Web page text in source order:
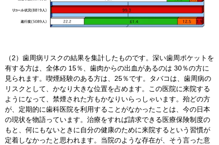
（2）歯周病リスクの結果を集計したものです。深い歯周ポケットを
有する方は、全体の 15％、歯肉からの出血があるのは 30％の方に
見られます。喫煙経験のある方は、25％です。タバコは、歯周病の
リスクとして、かなり大きな位置を占めます。この医院に来院する
ようになって、禁煙された方もかなりいらっしゃいます。殆どの方
が、定期的に歯科医院を利用することがなかったことは、今の日本
の現状を物語っています。治療をすれば請求できる医療保険制度の
もと、何にもないときに自分の健康のために来院するという習慣が
定着しなかったと思われます。当院のような存在が、そう言った意